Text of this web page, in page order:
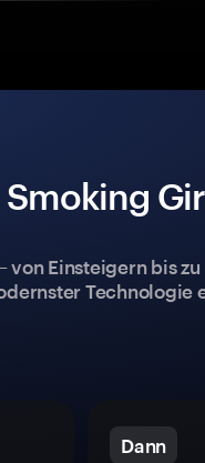
Smoking
von Einsteigern bis
Dann